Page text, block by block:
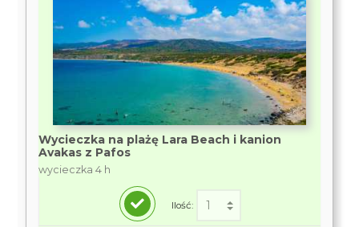
Wycieczka na plażę Lara Beach i kanion
Avakas z Pafos
wycieczka 4 h
Ilość: